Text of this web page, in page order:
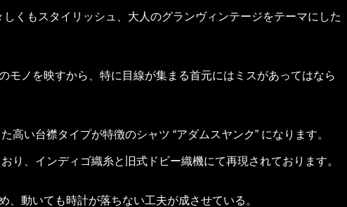
くもスタイリッシュ、大人のグランヴィンテージをテーマにした
ノを映すから、特に目線が集まる首元にはミスがあってはなら
い台襟タイプが特徴のシャツ “アダムスヤンク” になります。
、インディゴ織糸と旧式ドビー織機にて再現されております。
動いても時計が落ちない工夫が成させている。